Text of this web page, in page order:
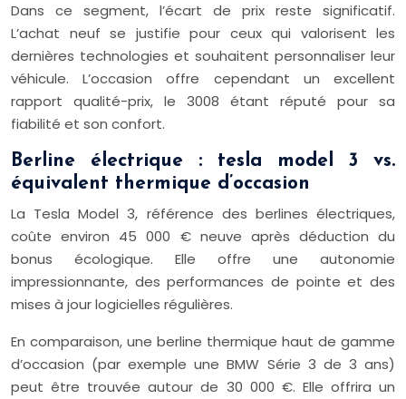
Dans ce segment, l’écart de prix reste significatif.
L’achat neuf se justifie pour ceux qui valorisent les
dernières technologies et souhaitent personnaliser leur
véhicule. L’occasion offre cependant un excellent
rapport qualité-prix, le 3008 étant réputé pour sa
fiabilité et son confort.
Berline électrique : tesla model 3 vs.
équivalent thermique d’occasion
La Tesla Model 3, référence des berlines électriques,
coûte environ 45 000 € neuve après déduction du
bonus écologique. Elle offre une autonomie
impressionnante, des performances de pointe et des
mises à jour logicielles régulières.
En comparaison, une berline thermique haut de gamme
d’occasion (par exemple une BMW Série 3 de 3 ans)
peut être trouvée autour de 30 000 €. Elle offrira un